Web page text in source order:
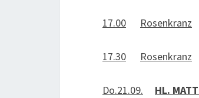
17.00 Rosenkranz
17.30 Rosenkranz
Do.21.09. HL.